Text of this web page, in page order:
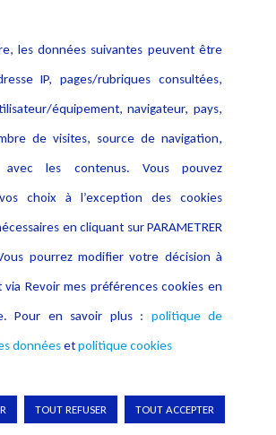
Airways point 1.6 et 6.1 et
point 1.6 et 6.1.
de l’article 5.1.f : 10 000
le cas d’une entreprise, jusqu’à
annuel mondial total de
(article 83.4.a), et pour
000 000 EUR ou, dans le cas d’une
4% du chiffre d’affaires annuel
de l’exercice précédent (article
point 7.83, Décision British
British Airways section 7, p.60 et
section 7, p. 50 et suiv.
les données suivantes peuvent être
IP, pages/rubriques consultées,
équipement, navigateur, pays,
de visites, source de navigation,
avec les contenus. Vous pouvez
choix à l’exception des cookies
en cliquant sur PARAMETRER
pourrez modifier votre décision à
Revoir mes préférences cookies en
Pour en savoir plus : politique de
donnéesetpolitique cookies
TOUT REFUSER TOUT ACCEPTER